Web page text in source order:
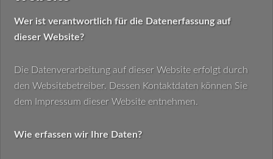
Wer ist verantwortlich für die Datenerfassung auf
dieser Website?
Die Datenverarbeitung auf dieser Website erfolgt durch
den Websitebetreiber. Dessen Kontaktdaten können Sie
dem Impressum dieser Website entnehmen.
Wie erfassen wir Ihre Daten?